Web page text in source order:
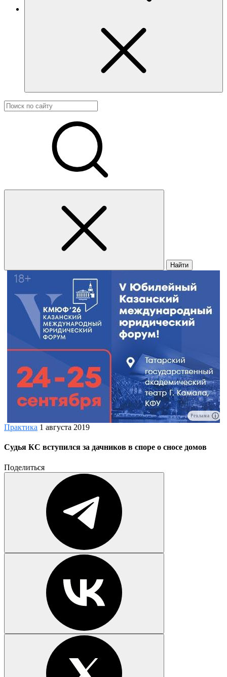
Найти
Реклама
Практика 1 августа 2019
Судья КС вступился за дачников в споре о сносе домов
Поделиться